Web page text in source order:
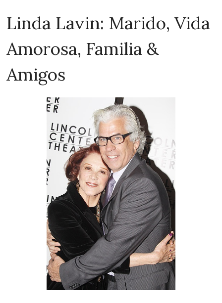
Linda Lavin: Marido, Vida
Amorosa, Familia &
Amigos